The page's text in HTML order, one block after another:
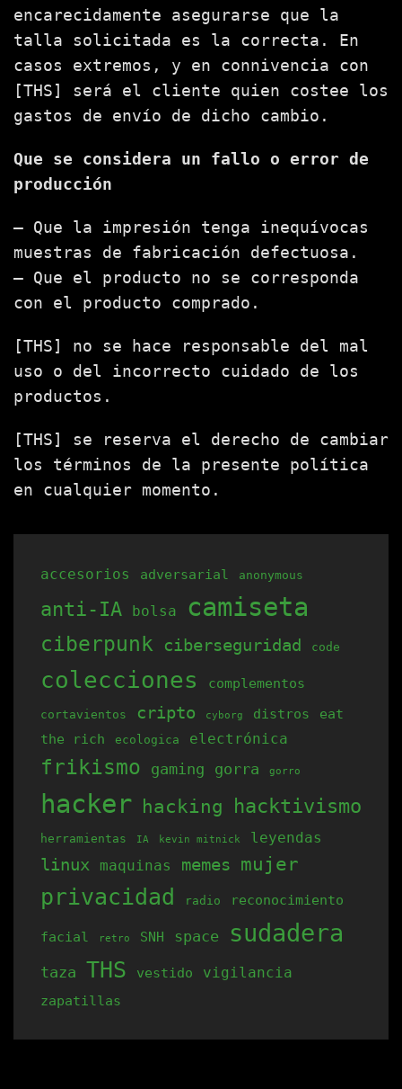
encarecidamente asegurarse que la
talla solicitada es la correcta. En
casos extremos, y en connivencia con
[THS] será el cliente quien costee los
gastos de envío de dicho cambio.
Que se considera un fallo o error de
producción
– Que la impresión tenga inequívocas
muestras de fabricación defectuosa.
– Que el producto no se corresponda
con el producto comprado.
[THS] no se hace responsable del mal
uso o del incorrecto cuidado de los
productos.
[THS] se reserva el derecho de cambiar
los términos de la presente política
en cualquier momento.
accesorios adversarial anonymous
anti-IA bolsa camiseta
ciberpunk ciberseguridad code
colecciones complementos
cortavientos cripto cyborg distros
eat
the rich
ecologica electrónica
frikismo gaming gorra gorro
hacker hacking hacktivismo
herramientas IA kevin mitnick leyendas
linux maquinas memes mujer
privacidad radio reconocimiento
facial retro SNH space sudadera
taza THS vestido vigilancia
zapatillas